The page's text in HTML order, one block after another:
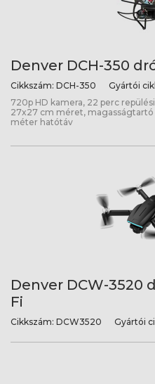
Denver DCH-350
Cikkszám: DCH-350 Gyártói
720p HD kamera, 22 perc
27x27 cm méret, magasságtartó
méter hatótáv
Denver DCW-3520
Fi
Cikkszám: DCW3520 Gyártói